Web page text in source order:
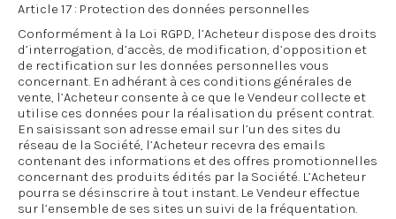
Article 17 : Protection des données personnelles
Conformément à la Loi RGPD, l’Acheteur dispose des droits
d’interrogation, d’accès, de modification, d’opposition et
de rectification sur les données personnelles vous
concernant. En adhérant à ces conditions générales de
vente, l’Acheteur consente à ce que le Vendeur collecte et
utilise ces données pour la réalisation du présent contrat.
En saisissant son adresse email sur l’un des sites du
réseau de la Société, l’Acheteur recevra des emails
contenant des informations et des offres promotionnelles
concernant des produits édités par la Société. L’Acheteur
pourra se désinscrire à tout instant. Le Vendeur effectue
sur l’ensemble de ses sites un suivi de la fréquentation.